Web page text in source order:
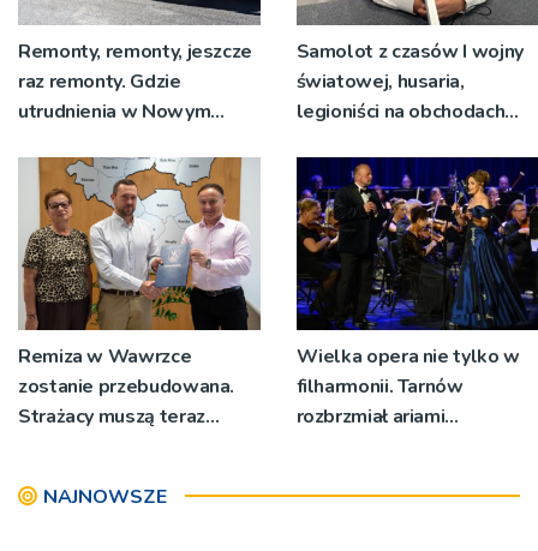
Remonty, remonty, jeszcze
raz remonty. Gdzie
utrudnienia w Nowym
Samolot z czasów I wojny
światowej, husaria,
legioniści na obchodach
Warszawskiej w Woli
Rzędzińskiej
Remiza w Wawrzce
zostanie przebudowana.
Strażacy muszą teraz
do przebierania na akcję
Wielka opera nie tylko w
filharmonii. Tarnów
rozbrzmiał ariami
NAJNOWSZE